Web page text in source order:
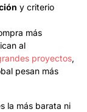
y criterio
más
al
proyectos,
pesan más
la más barata ni